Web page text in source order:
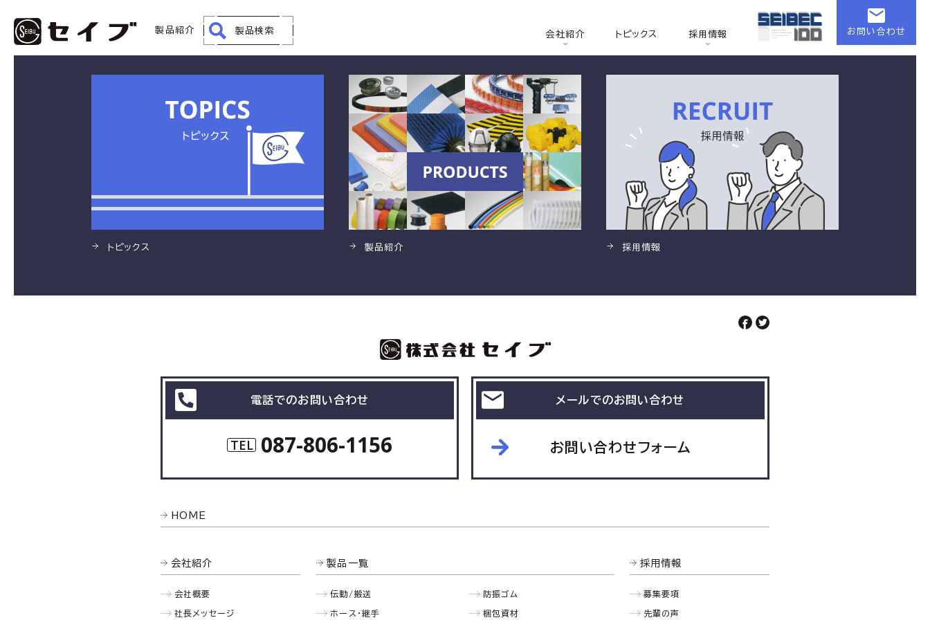
製品紹介 製品検索 会社紹介 トピックス 採用情報 お問い合わせ
マッシュシール フッ素樹脂製〜ガスケット〜
トピックス 製品紹介 採用情報
電話でのお問い合わせ
TEL 087-806-1156
メールでのお問い合わせ
お問い合わせフォーム
HOME
会社紹介
会社概要
社長メッセージ
製品一覧
伝動/搬送
ホース・継手
防振ゴム
梱包資材
採用情報
募集要項
先輩の声